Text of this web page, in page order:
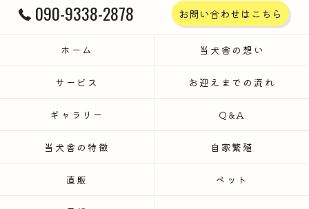
090-9338-2878 お問い合わせはこちら
ホーム 当犬舎の想い
サービス お迎えまでの流れ
ギャラリー Q&A
当犬舎の特徴 自家繁殖
直販 ペット